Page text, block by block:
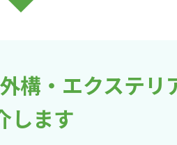
構・エクステリ
します